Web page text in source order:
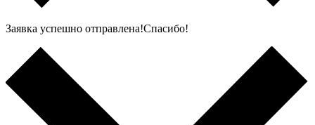
Заявка успешно отправлена!Спасибо!